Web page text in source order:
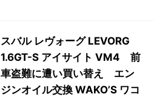
スバル レヴォーグ LEVORG
1.6GT-S アイサイト VM4 前
車盗難に遭い買い替え エン
ジンオイル交換 WAKO’S ワコ